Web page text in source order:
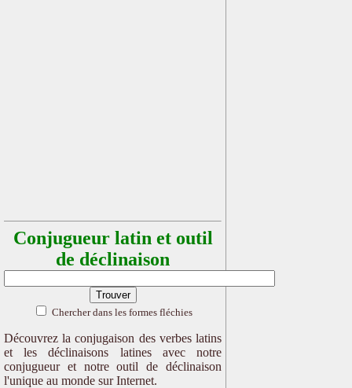
Conjugueur latin et outil
de déclinaison
Chercher dans les formes fléchies
Découvrez la conjugaison des verbes latins
et les déclinaisons latines avec notre
conjugueur et notre outil de déclinaison
l'unique au monde sur Internet.